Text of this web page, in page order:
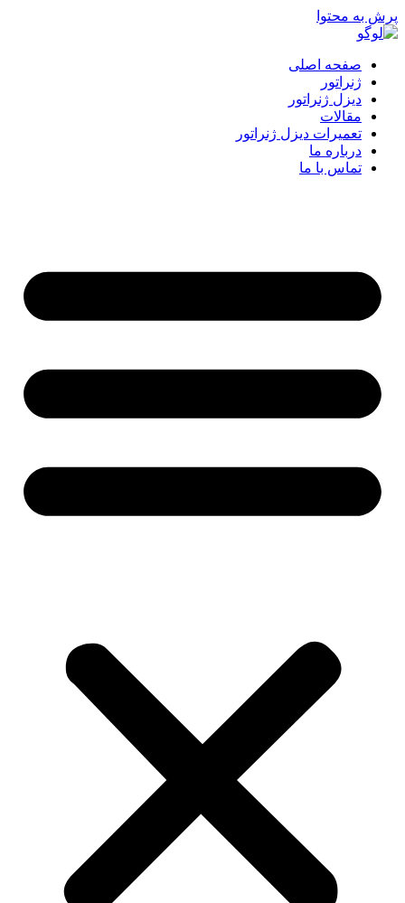
پرش به محتوا
صفحه اصلی
ژنراتور
دیزل ژنراتور
مقالات
تعمیرات دیزل ژنراتور
درباره ما
تماس با ما